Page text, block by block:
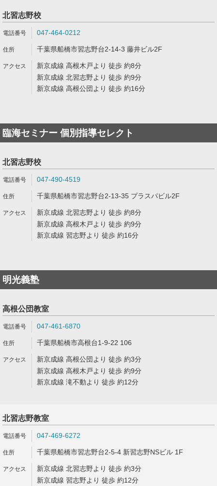
北習志野校
047-464-0212
千葉県船橋市習志野台2-14-3 藤井ビル2F
新京成線 高根木戸より 徒歩 約8分
新京成線 北習志野より 徒歩 約9分
新京成線 高根公団より 徒歩 約16分
臨海セミナー 個別指導セレクト
北習志野校
047-490-4519
千葉県船橋市習志野台2-13-35 プラスパビル2F
新京成線 北習志野より 徒歩 約8分
新京成線 高根木戸より 徒歩 約9分
新京成線 習志野より 徒歩 約16分
明光義塾
高根公団教室
047-461-6870
千葉県船橋市高根台1-9-22 106
新京成線 高根公団より 徒歩 約3分
新京成線 高根木戸より 徒歩 約9分
新京成線 滝不動より 徒歩 約12分
北習志野教室
047-469-6272
千葉県船橋市習志野台2-5-4 新習志野NSビル 1F
新京成線 北習志野より 徒歩 約3分
新京成線 習志野より 徒歩 約12分